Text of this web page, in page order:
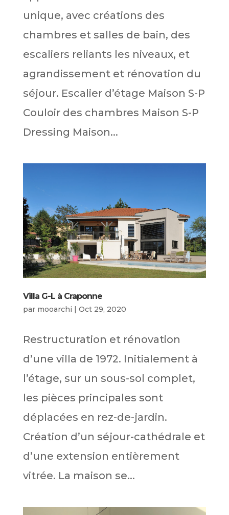
unique, avec créations des
chambres et salles de bain, des
escaliers reliants les niveaux, et
agrandissement et rénovation du
séjour. Escalier d’étage Maison S-P
Couloir des chambres Maison S-P
Dressing Maison...
Villa G-L à Craponne
par mooarchi | Oct 29, 2020
Restructuration et rénovation
d’une villa de 1972. Initialement à
l’étage, sur un sous-sol complet,
les pièces principales sont
déplacées en rez-de-jardin.
Création d’un séjour-cathédrale et
d’une extension entièrement
vitrée. La maison se...